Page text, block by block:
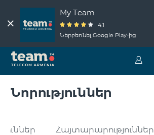
My Team
4.1
Ներբեռնել Google Play-ից
Նորություններ
Հայտարարություններ